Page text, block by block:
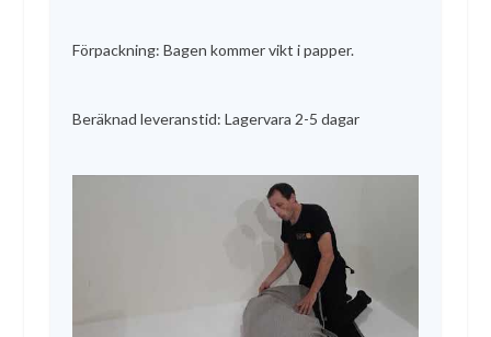
Förpackning: Bagen kommer vikt i papper.
Beräknad leveranstid: Lagervara 2-5 dagar